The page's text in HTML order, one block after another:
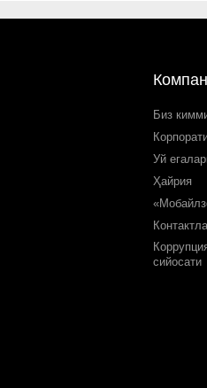
Биз
Уй
Ҳайрия
сийосати